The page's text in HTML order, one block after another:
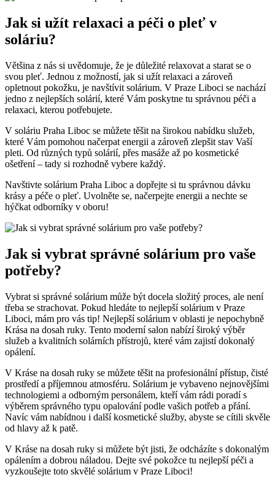
Jak ​si užít relaxaci a ⁤péči o pleť v
soláriu?
Většina z nás si ⁢uvědomuje, ‍že ​je důležité relaxovat a​ starat ⁤se o
svou ⁢pleť. Jednou z ‌možností, jak si⁤ užít relaxaci ​a zároveň
opletnout pokožku, je ⁢navštívit solárium. V Praze Liboci ​se ⁣nachází
jedno⁣ z nejlepších solárií,⁢ které Vám poskytne ⁣tu správnou péči a
relaxaci, kterou potřebujete.
V soláriu‍ Praha ‍Liboc se⁣ můžete těšit na širokou nabídku služeb,
které‌ Vám pomohou⁢ načerpat energii a zároveň zlepšit stav‍ Vaší
pleti. Od⁢ různých​ typů ​solárií, přes masáže⁤ až⁣ po kosmetické
ošetření‌ – tady si rozhodně vybere každý.
Navštivte solárium Praha Liboc a dopřejte si⁣ tu správnou dávku
⁣krásy a⁣ péče ⁤o pleť. Uvolněte se, načerpejte energii ⁤a nechte​ se
hýčkat odborníky v oboru!
Jak ‌si vybrat správné solárium ​pro ⁤vaše
potřeby?
Vybrat ⁤si‍ správné solárium může být docela ⁣složitý ​proces, ‌ale‌ není
třeba se⁢ strachovat. ⁢Pokud hledáte to nejlepší solárium⁤ v Praze
Liboci, mám ‍pro vás tip! Nejlepší solárium v oblasti je nepochybně
Krása na ‌dosah ruky.⁣ Tento ​moderní salon nabízí široký výběr⁣
služeb a‍ kvalitních solárních přístrojů, které vám zajistí dokonalý
opálení.
V Kráse na dosah ruky se můžete těšit⁤ na⁢ profesionální přístup, čisté
prostředí a příjemnou atmosféru. Solárium je vybaveno nejnovějšími
technologiemi a odborným ​personálem, kteří vám rádi⁢ poradí ⁤s⁤
výběrem správného⁤ typu opalování podle⁢ vašich potřeb a přání.
Navíc‍ vám‍ nabídnou i ⁤další kosmetické služby, abyste⁣ se cítili skvěle
od hlavy až⁣ k patě.
V Kráse ⁤na dosah‌ ruky‌ si⁢ můžete být jisti, že odcházíte s dokonalým
opálením a dobrou⁤ náladou.⁤ Dejte ‍své pokožce ​tu nejlepší​ péči a
vyzkoušejte toto skvělé solárium v ​Praze Liboci!